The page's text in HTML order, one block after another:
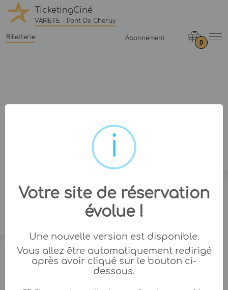
TicketingCiné
VARIETE - Pont De Cheruy
Billetterie Abonnement
0
Votre site de réservation
évolue !
Une nouvelle version est disponible.
Vous allez être automatiquement redirigé
après avoir cliqué sur le bouton ci-
dessous.